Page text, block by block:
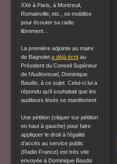
XXè à Paris, à Montreuil,
Romainville, etc., se mobilise
pour écouter sa radio
librement…
La première adjointe au maire
de Bagnolet a déjà écrit au
Président du Conseil Supérieur
de l'Audiovisuel, Dominique
Baudis, à ce sujet. Celui-ci lui a
répondu qu'il souhaitait que les
auditeurs lésés se manifestent.
Une pétition (cliquer sur pétition
en haut à gauche) pour faire
appliquer le droit à l’égalité
d’accès au service public
(Radio France) est très vite
envoyée à Dominique Baudis